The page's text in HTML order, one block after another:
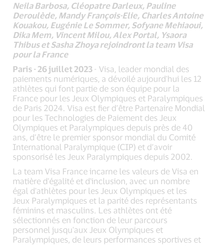
Neila Barbosa, Cléopatre Darleux, Pauline
Deroulède, Mandy François-Elie, Charles Antoine
Kouakou, Eugénie Le Sommer, Sofyane Mehiaoui,
Dika Mem, Vincent Milou, Alex Portal, Ysaora
Thibus et Sasha Zhoya rejoindront la team Visa
pour la France
Paris - 26 juillet 2023 - Visa, leader mondial des
paiements numériques, a dévoilé aujourd'hui les 12
athlètes qui font partie de son équipe pour la
France pour les Jeux Olympiques et Paralympiques
de Paris 2024. Visa est fier d’être Partenaire Mondial
pour les Technologies de Paiement des Jeux
Olympiques et Paralympiques depuis près de 40
ans, d’être le premier sponsor mondial du Comité
International Paralympique (CIP) et d’avoir
sponsorisé les Jeux Paralympiques depuis 2002.
La team Visa France incarne les valeurs de Visa en
matière d'égalité et d'inclusion, avec un nombre
égal d'athlètes pour les Jeux Olympiques et les
Jeux Paralympiques et la parité des représentants
féminins et masculins. Les athlètes ont été
sélectionnés en fonction de leur parcours
personnel jusqu'aux Jeux Olympiques et
Paralympiques, de leurs performances sportives et